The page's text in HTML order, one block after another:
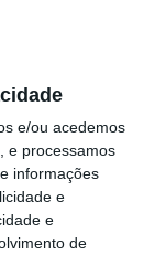
e/ou acedemos
e processamos
informações
e
e
de
Escolher›
a